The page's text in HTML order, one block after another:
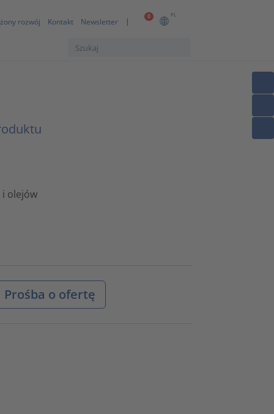
0 PL
rozwój Kontakt Newsletter
i olejów
Prośba o ofertę